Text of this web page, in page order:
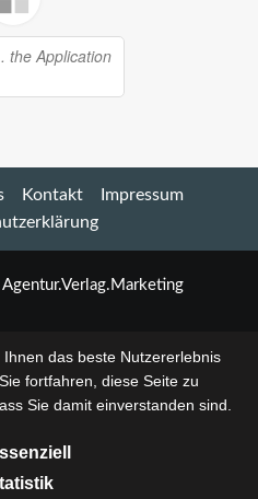
Kontakt
Impressum
das beste Nutzererlebnis
fortfahren, diese Seite zu
Sie damit einverstanden sind.